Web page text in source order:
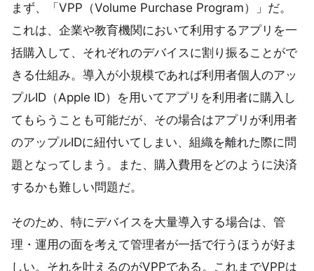
まず、「VPP（Volume Purchase Program）」だ。
これは、企業や教育機関において利用するアプリを一
括購入して、それぞれのデバイスに割り振ることがで
きる仕組み。導入が小規模であれば利用者個人のアッ
プルID（Apple ID）を用いてアプリを利用者に購入し
てもらうことも可能だが、その場合はアプリが利用者
のアップルIDに紐付いてしまい、組織を離れた際に問
題となってしまう。また、購入費用をどのように決済
するかも難しい問題だ。
そのため、特にデバイスを大量導入する場合は、管
理・運用の面を考えて管理者が一括で行うほうが好ま
しい。それを叶えるのがVPPである。これまでVPPは